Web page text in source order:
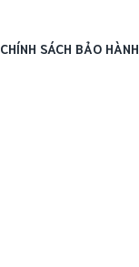
CHÍNH SÁCH BẢO HÀNH